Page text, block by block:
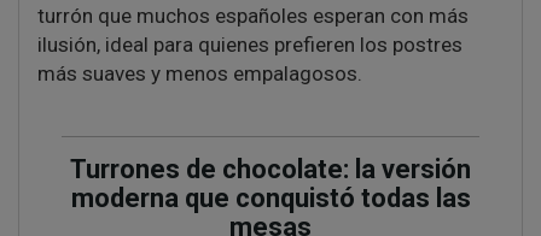
turrón que muchos españoles esperan con más
ilusión, ideal para quienes prefieren los postres
más suaves y menos empalagosos.
Turrones de chocolate: la versión
moderna que conquistó todas las
mesas